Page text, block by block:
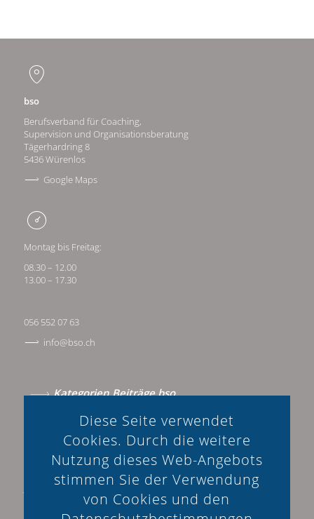
bso
Berufsverband für Coaching,
Supervision und Organisationsberatung
Tägerhardring 8
5436 Würenlos
Google Maps
Montag bis Freitag:
08.30 – 12.00
13.00 – 17.30
056 552 07 63
info@bso.ch
Kategorien Beiträge bso
Beratung & Methoden
Beratungsmarkt
Erfahrungsberichte
Just Brainfood
Diese Seite verwendet
Cookies. Durch die weitere
Nutzung dieses Web-Angebots
stimmen Sie der Verwendung
von Cookies und den